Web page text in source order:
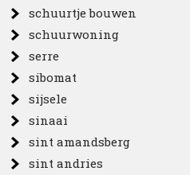
schuurtje bouwen
schuurwoning
serre
sibomat
sijsele
sinaai
sint amandsberg
sint andries